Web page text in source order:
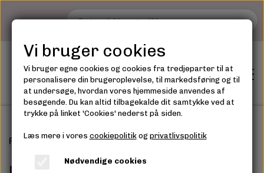
Forside Blog
Vi bruger cookies
Vi bruger egne cookies og cookies fra tredjeparter til at
personalisere din brugeroplevelse, til markedsføring og til
at undersøge, hvordan vores hjemmeside anvendes af
besøgende. Du kan altid tilbagekalde dit samtykke ved at
trykke på linket 'Cookies' nederst på siden.
Læs mere i vores cookiepolitikog privatlivspolitik
Nødvendige cookies